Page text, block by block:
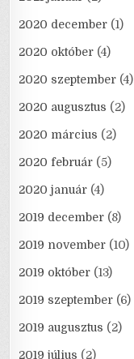
2020 december (1)
2020 október (4)
2020 szeptember (4)
2020 augusztus (2)
2020 március (2)
2020 február (5)
2020 január (4)
2019 december (8)
2019 november (10)
2019 október (13)
2019 szeptember (6)
2019 augusztus (2)
2019 július (2)